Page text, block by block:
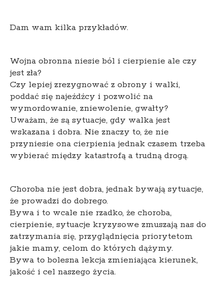
Dam wam kilka przykładów.
Wojna obronna niesie ból i cierpienie ale czy
jest zła?
Czy lepiej zrezygnować z obrony i walki,
poddać się najeźdźcy i pozwolić na
wymordowanie, zniewolenie, gwałty?
Uważam, że są sytuacje, gdy walka jest
wskazana i dobra. Nie znaczy to, że nie
przyniesie ona cierpienia jednak czasem trzeba
wybierać między katastrofą a trudną drogą.
Choroba nie jest dobra, jednak bywają sytuacje,
że prowadzi do dobrego.
Bywa i to wcale nie rzadko, że choroba,
cierpienie, sytuacje kryzysowe zmuszają nas do
zatrzymania się, przyglądnięcia priorytetom
jakie mamy, celom do których dążymy.
Bywa to bolesna lekcja zmieniająca kierunek,
jakość i cel naszego życia.